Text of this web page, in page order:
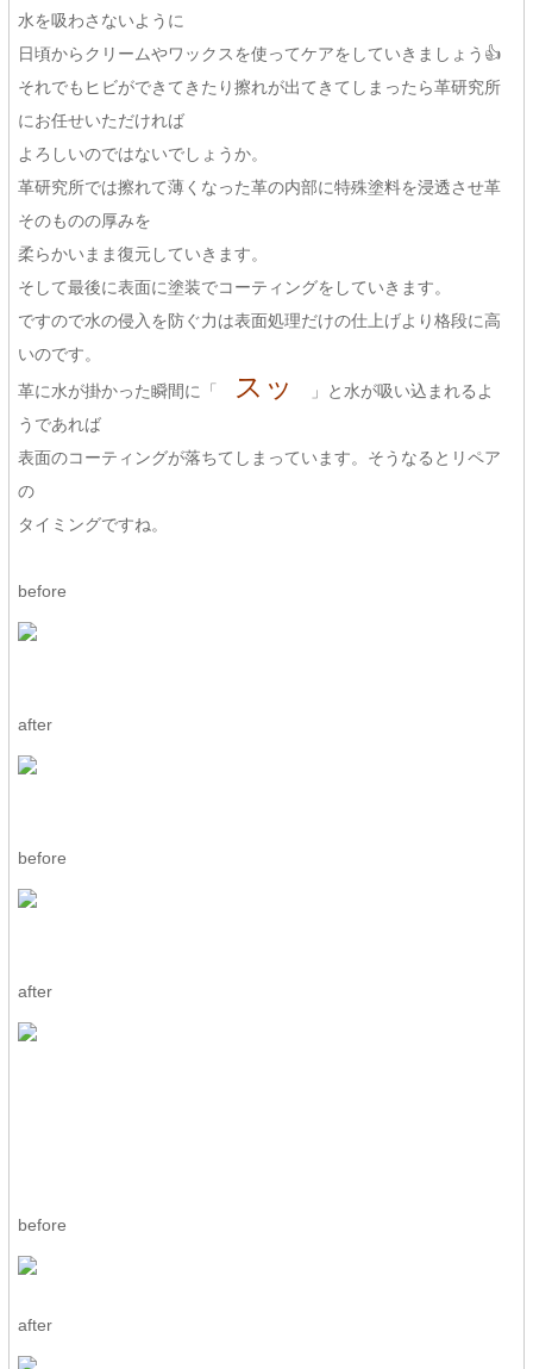
水を吸わさないように
日頃からクリームやワックスを使ってケアをしていきましょう👍
それでもヒビができてきたり擦れが出てきてしまったら革研究所
にお任せいただければ
よろしいのではないでしょうか。
革研究所では擦れて薄くなった革の内部に特殊塗料を浸透させ革
そのものの厚みを
柔らかいまま復元していきます。
そして最後に表面に塗装でコーティングをしていきます。
ですので水の侵入を防ぐ力は表面処理だけの仕上げより格段に高
いのです。
革に水が掛かった瞬間に「
スッ
」と水が吸い込まれるよ
うであれば
表面のコーティングが落ちてしまっています。そうなるとリペア
の
タイミングですね。
before
after
before
after
before
after